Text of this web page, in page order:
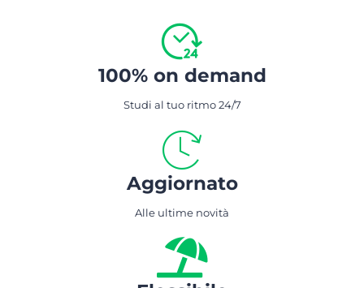
100% on demand
Studi al tuo ritmo 24/7
Aggiornato
Alle ultime novità